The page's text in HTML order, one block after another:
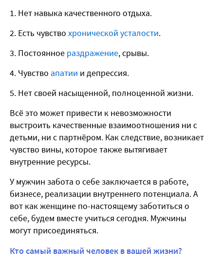
Нет навыка качественного отдыха.
Есть чувство хронической усталости.
Постоянное раздражение, срывы.
Чувство апатии и депрессия.
Нет своей насыщенной, полноценной жизни.
Всё это может привести к невозможности
выстроить качественные взаимоотношения ни с
детьми, ни с партнёром. Как следствие, возникает
чувство вины, которое также вытягивает
внутренние ресурсы.
У мужчин забота о себе заключается в работе,
бизнесе, реализации внутреннего потенциала. А
вот как женщине по-настоящему заботиться о
себе, будем вместе учиться сегодня. Мужчины
могут присоединяться.
Кто самый важный человек в вашей жизни?